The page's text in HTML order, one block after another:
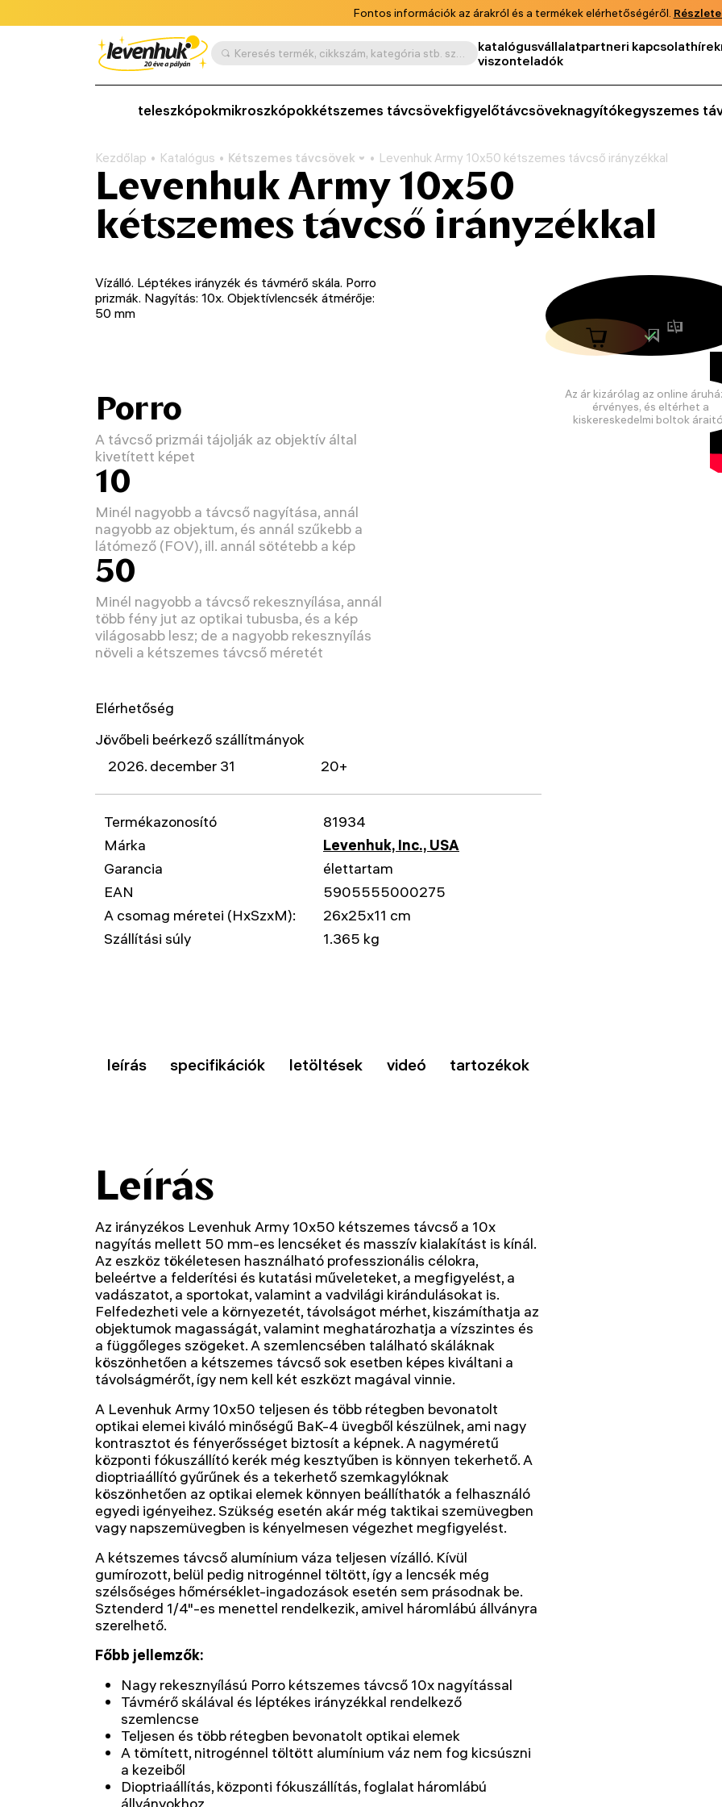
Fontos információk az árakról és a termékek elérhetőségéről.
Keresés termék, cikkszám, kategória stb. szerint katalógusvállalatpartneri kapcsolathírek
viszonteladók
teleszkópokmikroszkópokkétszemes távcsövekfigyelőtávcsöveknagyítókegyszemes
Kezdőlap Katalógus Kétszemes távcsövek Levenhuk Army 10x50 kétszemes távcső irányzékkal
Levenhuk Army 10x50
kétszemes távcső irányzékkal
Az ár kizárólag az online
érvényes, és eltérhet a
kiskereskedelmi boltok
Vízálló. Léptékes irányzék és távmérő skála. Porro
prizmák. Nagyítás: 10x. Objektívlencsék átmérője:
50 mm
Porro
A távcső prizmái tájolják az objektív által
kivetített képet
10
Minél nagyobb a távcső nagyítása, annál
nagyobb az objektum, és annál szűkebb a
látómező (FOV), ill. annál sötétebb a kép
50
Minél nagyobb a távcső rekesznyílása, annál
több fény jut az optikai tubusba, és a kép
világosabb lesz; de a nagyobb rekesznyílás
növeli a kétszemes távcső méretét
Elérhetőség
Jövőbeli beérkező szállítmányok
2026. december 31
20+
Termékazonosító
81934
Márka
Levenhuk, Inc., USA
Garancia
élettartam
EAN
5905555000275
A csomag méretei (HxSzxM):
26x25x11 cm
Szállítási súly
1.365 kg
leírás specifikációk letöltések videó tartozékok
Leírás
Az irányzékos Levenhuk Army 10x50 kétszemes távcső a 10x
nagyítás mellett 50 mm-es lencséket és masszív kialakítást is kínál.
Az eszköz tökéletesen használható professzionális célokra,
beleértve a felderítési és kutatási műveleteket, a megfigyelést, a
vadászatot, a sportokat, valamint a vadvilági kirándulásokat is.
Felfedezheti vele a környezetét, távolságot mérhet, kiszámíthatja az
objektumok magasságát, valamint meghatározhatja a vízszintes és
a függőleges szögeket. A szemlencsében található skáláknak
köszönhetően a kétszemes távcső sok esetben képes kiváltani a
távolságmérőt, így nem kell két eszközt magával vinnie.
A Levenhuk Army 10x50 teljesen és több rétegben bevonatolt
optikai elemei kiváló minőségű BaK-4 üvegből készülnek, ami nagy
kontrasztot és fényerősséget biztosít a képnek. A nagyméretű
központi fókuszállító kerék még kesztyűben is könnyen tekerhető. A
dioptriaállító gyűrűnek és a tekerhető szemkagylóknak
köszönhetően az optikai elemek könnyen beállíthatók a felhasználó
egyedi igényeihez. Szükség esetén akár még taktikai szemüvegben
vagy napszemüvegben is kényelmesen végezhet megfigyelést.
A kétszemes távcső alumínium váza teljesen vízálló. Kívül
gumírozott, belül pedig nitrogénnel töltött, így a lencsék még
szélsőséges hőmérséklet-ingadozások esetén sem prásodnak be.
Sztenderd 1/4"-es menettel rendelkezik, amivel háromlábú állványra
szerelhető.
Főbb jellemzők:
Nagy rekesznyílású Porro kétszemes távcső 10x nagyítással
Távmérő skálával és léptékes irányzékkal rendelkező
szemlencse
Teljesen és több rétegben bevonatolt optikai elemek
A tömített, nitrogénnel töltött alumínium váz nem fog kicsúszni
a kezeiből
Dioptriaállítás, központi fókuszállítás, foglalat háromlábú